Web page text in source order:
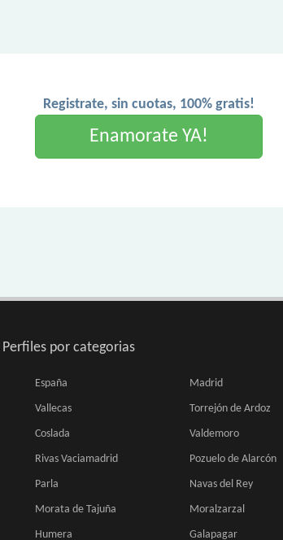
Registrate, sin cuotas, 100% gratis!
Enamorate YA!
Perfiles por categorias
España Madrid
Vallecas Torrejón de Ardoz
Coslada Valdemoro
Rivas Vaciamadrid Pozuelo de Alarcón
Parla Navas del Rey
Morata de Tajuña Moralzarzal
Humera Galapagar